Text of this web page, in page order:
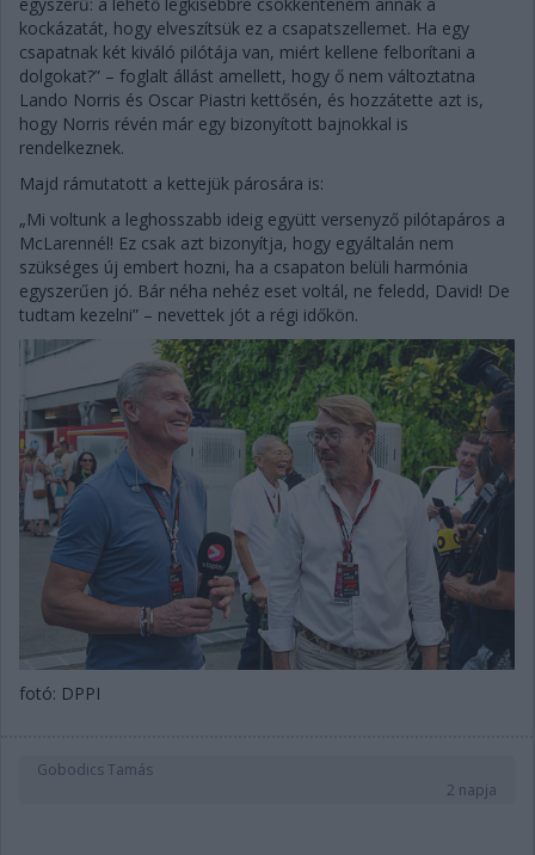
egyszerű: a lehető legkisebbre csökkenteném annak a
kockázatát, hogy elveszítsük ez a csapatszellemet. Ha egy
csapatnak két kiváló pilótája van, miért kellene felborítani a
dolgokat?” – foglalt állást amellett, hogy ő nem változtatna
Lando Norris és Oscar Piastri kettősén, és hozzátette azt is,
hogy Norris révén már egy bizonyított bajnokkal is
rendelkeznek.
Majd rámutatott a kettejük párosára is:
„Mi voltunk a leghosszabb ideig együtt versenyző pilótapáros a
McLarennél! Ez csak azt bizonyítja, hogy egyáltalán nem
szükséges új embert hozni, ha a csapaton belüli harmónia
egyszerűen jó. Bár néha nehéz eset voltál, ne feledd, David! De
tudtam kezelni” – nevettek jót a régi időkön.
fotó: DPPI
Gobodics Tamás
2 napja